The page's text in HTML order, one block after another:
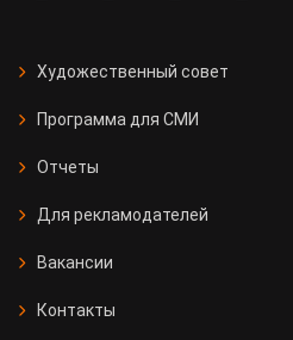
Художественный совет
Программа для СМИ
Отчеты
Для рекламодателей
Вакансии
Контакты